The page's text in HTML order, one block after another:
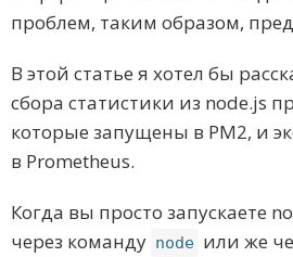
проблем, таким образом,
В этой статье я хотел бы
сбора статистики из node.js
которые запущены в PM2, и
в Prometheus.
Когда вы просто запускаете
через команду node или же